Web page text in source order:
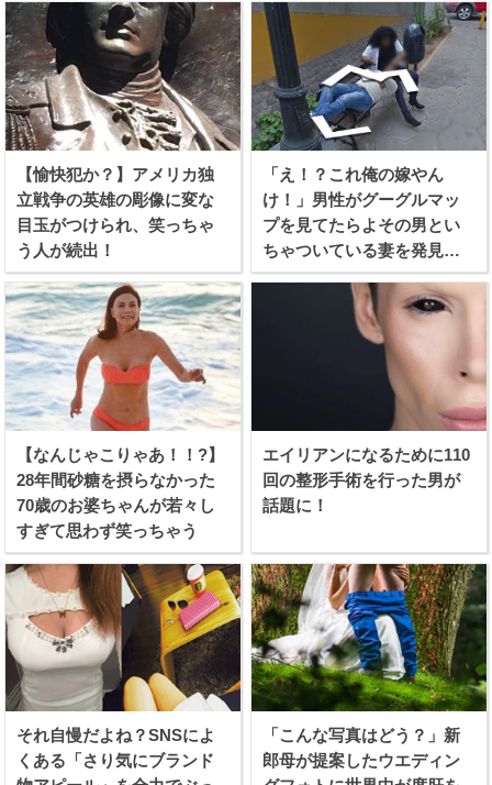
【愉快犯か？】アメリカ独
立戦争の英雄の彫像に変な
目玉がつけられ、笑っちゃ
う人が続出！
「え！？これ俺の嫁やん
け！」男性がグーグルマッ
プを見てたらよその男とい
ちゃついている妻を発見し
てしまう！！
【なんじゃこりゃあ！！?】
28年間砂糖を摂らなかった
70歳のお婆ちゃんが若々し
すぎて思わず笑っちゃう
エイリアンになるために110
回の整形手術を行った男が
話題に！
それ自慢だよね？SNSによ
くある「さり気にブランド
「こんな写真はどう？」新
郎母が提案したウエディン